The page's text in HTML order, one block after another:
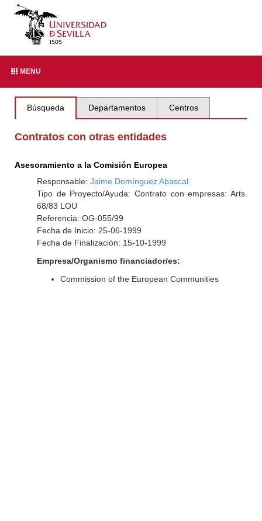
MENU
Búsqueda Departamentos Centros
Contratos con otras entidades
Asesoramiento a la Comisión Europea
Responsable: Jaime Domínguez Abascal
Tipo de Proyecto/Ayuda: Contrato con empresas: Arts.
68/83 LOU
Referencia: OG-055/99
Fecha de Inicio: 25-06-1999
Fecha de Finalización: 15-10-1999
Empresa/Organismo financiador/es:
Commission of the European Communities